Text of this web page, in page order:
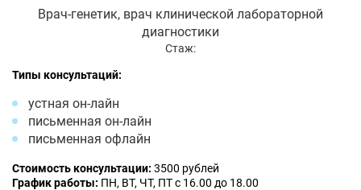
Врач-генетик, врач клинической лабораторной
диагностики
Стаж:
Типы консультаций:
устная он-лайн
письменная он-лайн
письменная офлайн
Стоимость консультации: 3500 рублей
График работы: ПН, ВТ, ЧТ, ПТ с 16.00 до 18.00